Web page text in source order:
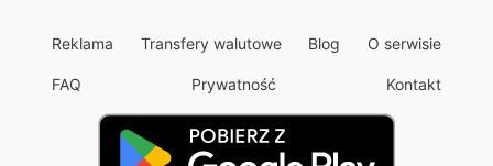
Reklama Transfery walutowe Blog O serwisie
FAQ Prywatność Kontakt